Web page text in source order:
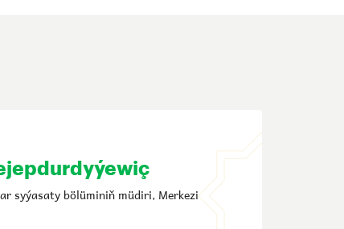
syýasaty bölüminiň müdiri, Merkezi